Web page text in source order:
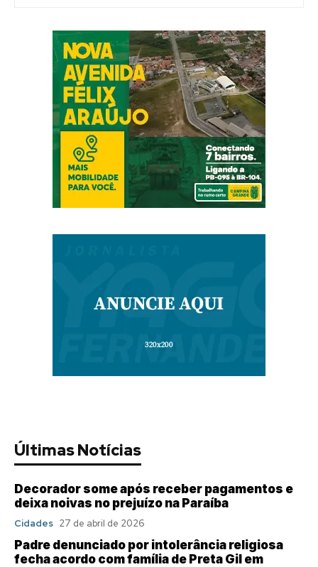
Últimas Notícias
Decorador some após receber pagamentos e
deixa noivas no prejuízo na Paraíba
Cidades 27 de abril de 2026
Padre denunciado por intolerância religiosa
fecha acordo com família de Preta Gil em